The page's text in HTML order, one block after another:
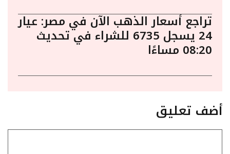
تراجع أسعار الذهب الآن في مصر: عيار
24 يسجل 6735 للشراء في تحديث
08:20 مساءًا
أضف تعليق